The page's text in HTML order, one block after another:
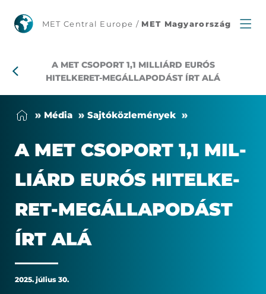
1,1
hitelkeret-
megállapodást
írt
alá
MET Central Europe / MET Magyarország
A MET CSOPORT 1,1 MILLIÁRD EURÓS
HITELKERET-MEGÁLLAPODÁST ÍRT ALÁ
Mé­dia Saj­tó­köz­le­mé­nyek
A MET CSO­PORT 1,1 MIL­
LI­ÁRD EU­RÓS HI­TEL­KE­
RET-MEG­ÁL­LA­PO­DÁST
ÍRT ALÁ
2025. július 30.